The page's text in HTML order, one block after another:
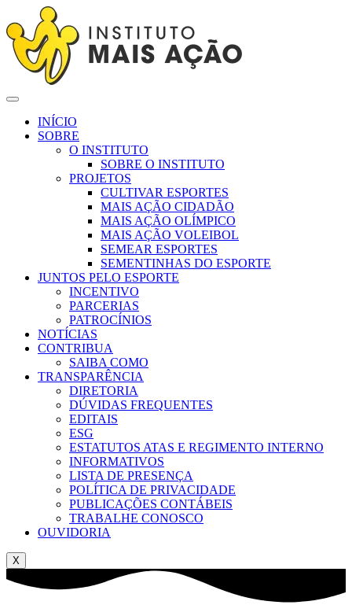
INÍCIO
SOBRE
O INSTITUTO
SOBRE O INSTITUTO
PROJETOS
CULTIVAR ESPORTES
MAIS AÇÃO CIDADÃO
MAIS AÇÃO OLÍMPICO
MAIS AÇÃO VOLEIBOL
SEMEAR ESPORTES
SEMENTINHAS DO ESPORTE
JUNTOS PELO ESPORTE
INCENTIVO
PARCERIAS
PATROCÍNIOS
NOTÍCIAS
CONTRIBUA
SAIBA COMO
TRANSPARÊNCIA
DIRETORIA
DÚVIDAS FREQUENTES
EDITAIS
ESG
ESTATUTOS ATAS E REGIMENTO INTERNO
INFORMATIVOS
LISTA DE PRESENÇA
POLÍTICA DE PRIVACIDADE
PUBLICAÇÕES CONTÁBEIS
TRABALHE CONOSCO
OUVIDORIA
X